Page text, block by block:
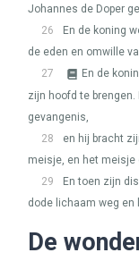
Johannes de Doper
26
En de koning
de eden en omwille
27
En de
zijn hoofd te
gevangenis,
28
en hij bracht
meisje, en het meisje
29
En toen zijn
dode lichaam weg en
De